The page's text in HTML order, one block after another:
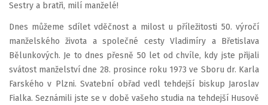
Sestry a bratři, milí manželé!
Dnes můžeme sdílet vděčnost a milost u příležitosti 50. výročí
manželského života a společné cesty Vladimíry a Břetislava
Bělunkových. Je to dnes přesně 50 let od chvíle, kdy jste přijali
svátost manželství dne 28. prosince roku 1973 ve Sboru dr. Karla
Farského v Plzni. Svatební obřad vedl tehdejší biskup Jaroslav
Fialka. Seznámili jste se v době vašeho studia na tehdejší Husově